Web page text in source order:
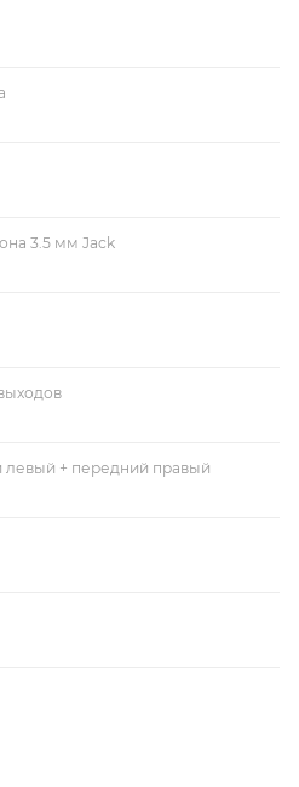
3.5 мм Jack
+ передний правый